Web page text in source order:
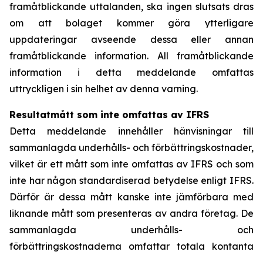
framåtblickande uttalanden, ska ingen slutsats dras
om att bolaget kommer göra ytterligare
uppdateringar avseende dessa eller annan
framåtblickande information. All framåtblickande
information i detta meddelande omfattas
uttryckligen i sin helhet av denna varning.
Resultatmått som inte omfattas av IFRS
Detta meddelande innehåller hänvisningar till
sammanlagda underhålls- och förbättringskostnader,
vilket är ett mått som inte omfattas av IFRS och som
inte har någon standardiserad betydelse enligt IFRS.
Därför är dessa mått kanske inte jämförbara med
liknande mått som presenteras av andra företag. De
sammanlagda underhålls- och
förbättringskostnaderna omfattar totala kontanta